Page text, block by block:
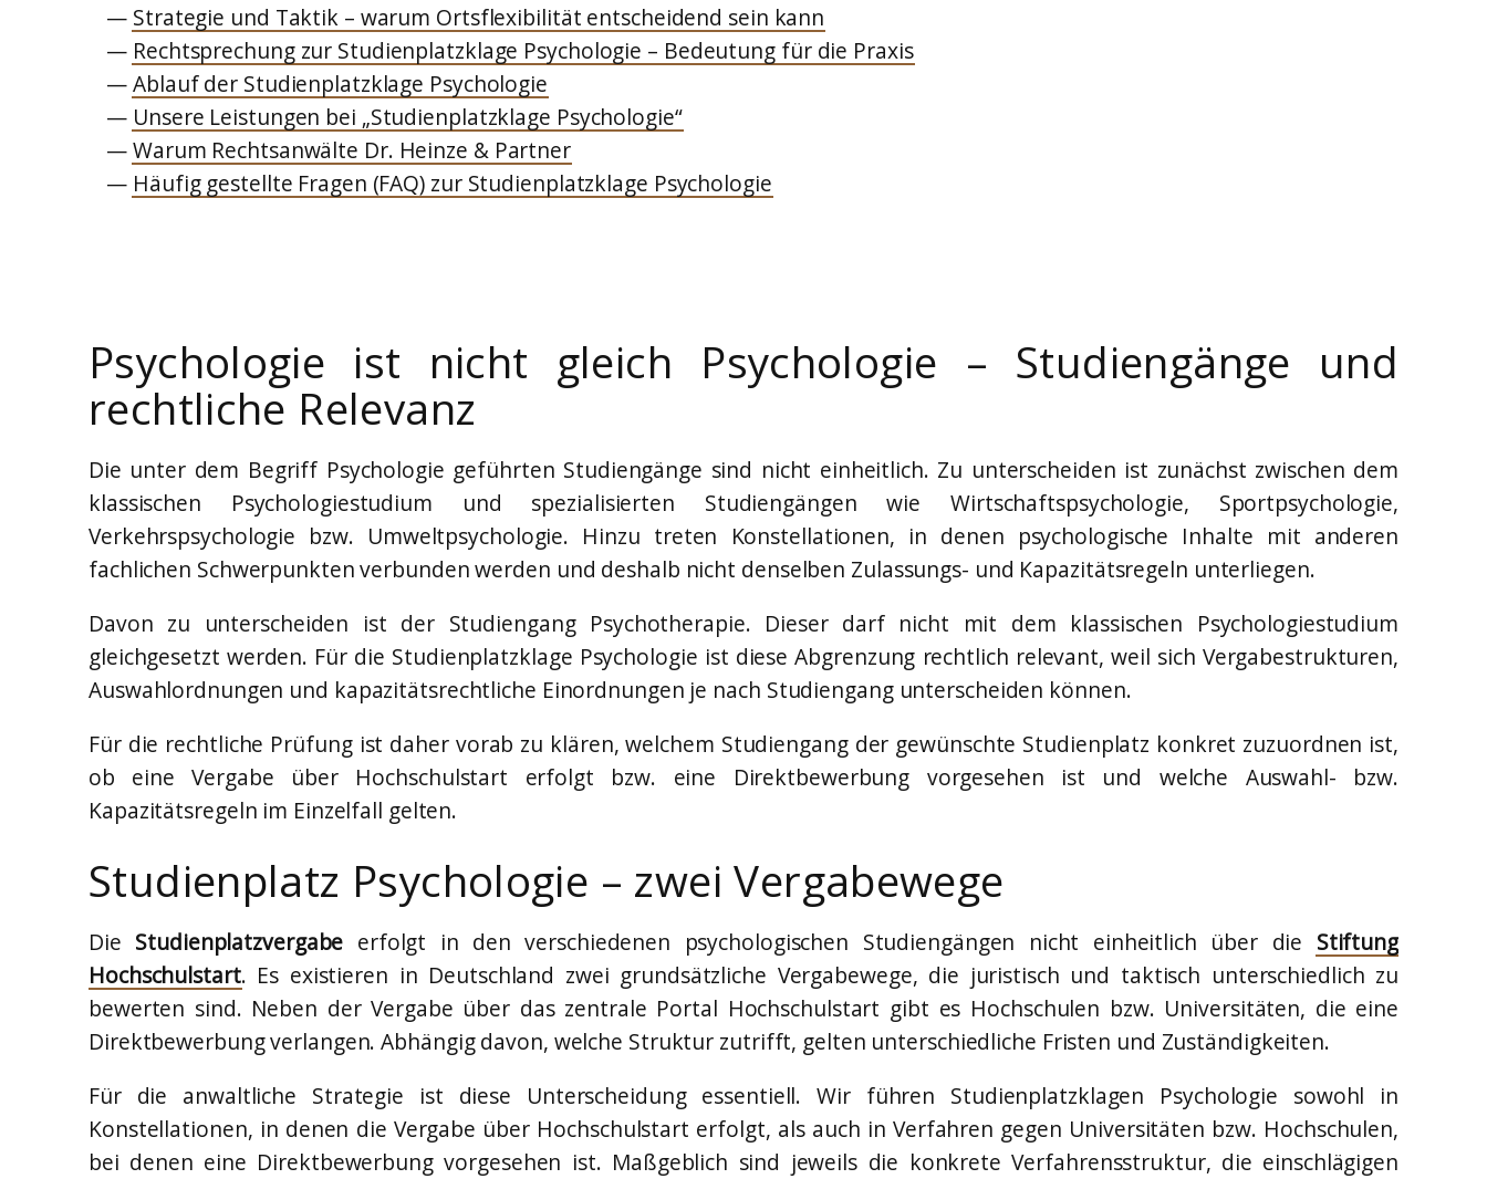
Strategie und Taktik – warum Ortsflexibilität entscheidend sein kann
Rechtsprechung zur Studienplatzklage Psychologie – Bedeutung für die Praxis
Ablauf der Studienplatzklage Psychologie
Unsere Leistungen bei „Studienplatzklage Psychologie“
Warum Rechtsanwälte Dr. Heinze & Partner
Häufig gestellte Fragen (FAQ) zur Studienplatzklage Psychologie
Psychologie ist nicht gleich Psychologie – Studiengänge und
rechtliche Relevanz
Die unter dem Begriff Psychologie geführten Studiengänge sind nicht einheitlich. Zu unterscheiden ist zunächst zwischen dem
klassischen Psychologiestudium und spezialisierten Studiengängen wie Wirtschaftspsychologie, Sportpsychologie,
Verkehrspsychologie bzw. Umweltpsychologie. Hinzu treten Konstellationen, in denen psychologische Inhalte mit anderen
fachlichen Schwerpunkten verbunden werden und deshalb nicht denselben Zulassungs- und Kapazitätsregeln unterliegen.
Davon zu unterscheiden ist der Studiengang Psychotherapie. Dieser darf nicht mit dem klassischen Psychologiestudium
gleichgesetzt werden. Für die Studienplatzklage Psychologie ist diese Abgrenzung rechtlich relevant, weil sich Vergabestrukturen,
Auswahlordnungen und kapazitätsrechtliche Einordnungen je nach Studiengang unterscheiden können.
Für die rechtliche Prüfung ist daher vorab zu klären, welchem Studiengang der gewünschte Studienplatz konkret zuzuordnen ist,
ob eine Vergabe über Hochschulstart erfolgt bzw. eine Direktbewerbung vorgesehen ist und welche Auswahl- bzw.
Kapazitätsregeln im Einzelfall gelten.
Studienplatz Psychologie – zwei Vergabewege
Die Studienplatzvergabe erfolgt in den verschiedenen psychologischen Studiengängen nicht einheitlich über die Stiftung
Hochschulstart. Es existieren in Deutschland zwei grundsätzliche Vergabewege, die juristisch und taktisch unterschiedlich zu
bewerten sind. Neben der Vergabe über das zentrale Portal Hochschulstart gibt es Hochschulen bzw. Universitäten, die eine
Direktbewerbung verlangen. Abhängig davon, welche Struktur zutrifft, gelten unterschiedliche Fristen und Zuständigkeiten.
Für die anwaltliche Strategie ist diese Unterscheidung essentiell. Wir führen Studienplatzklagen Psychologie sowohl in
Konstellationen, in denen die Vergabe über Hochschulstart erfolgt, als auch in Verfahren gegen Universitäten bzw. Hochschulen,
bei denen eine Direktbewerbung vorgesehen ist. Maßgeblich sind jeweils die konkrete Verfahrensstruktur, die einschlägigen